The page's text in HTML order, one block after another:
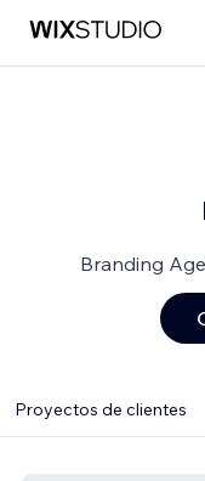
Branding
Proyectos de clientes